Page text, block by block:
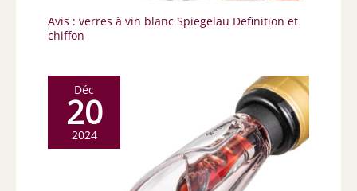
Avis : verres à vin blanc Spiegelau Definition et
chiffon
Déc
20
2024